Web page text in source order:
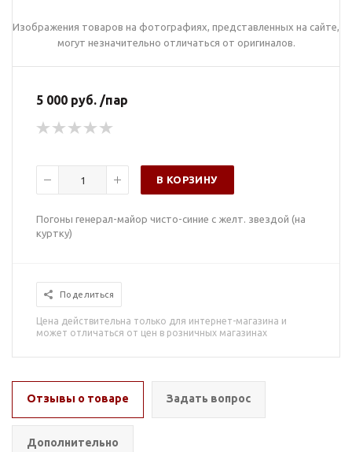
Изображения товаров на фотографиях, представленных на сайте,
могут незначительно отличаться от оригиналов.
5 000 руб. /пар
В КОРЗИНУ
Погоны генерал-майор чисто-синие с желт. звездой (на
куртку)
Поделиться
Цена действительна только для интернет-магазина и
может отличаться от цен в розничных магазинах
Отзывы о товаре Задать вопрос
Дополнительно